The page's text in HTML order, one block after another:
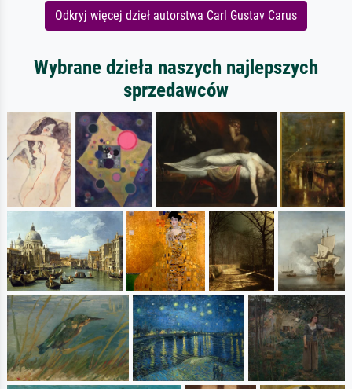
Odkryj więcej dzieł autorstwa Carl Gustav Carus
Wybrane dzieła naszych najlepszych
sprzedawców